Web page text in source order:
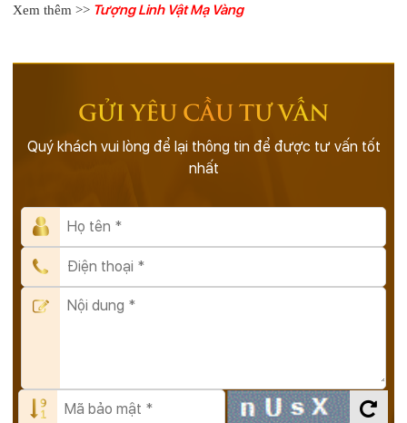
Xem thêm >> Tượng Linh Vật Mạ Vàng
GỬI YÊU CẦU TƯ VẤN
Quý khách vui lòng để lại thông tin để được tư vấn tốt
nhất